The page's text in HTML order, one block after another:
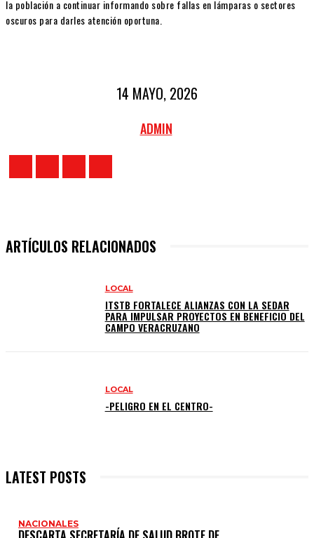
la población a continuar informando sobre fallas en lámparas o sectores
oscuros para darles atención oportuna.
14 MAYO, 2026
ADMIN
ARTÍCULOS RELACIONADOS
LOCAL
ITSTB FORTALECE ALIANZAS CON LA SEDAR
PARA IMPULSAR PROYECTOS EN BENEFICIO DEL
CAMPO VERACRUZANO
LOCAL
-PELIGRO EN EL CENTRO-
LATEST POSTS
NACIONALES